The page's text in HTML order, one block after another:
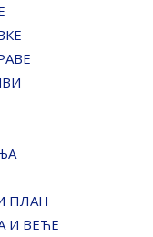
ПЛАН
И ВЕЋЕ